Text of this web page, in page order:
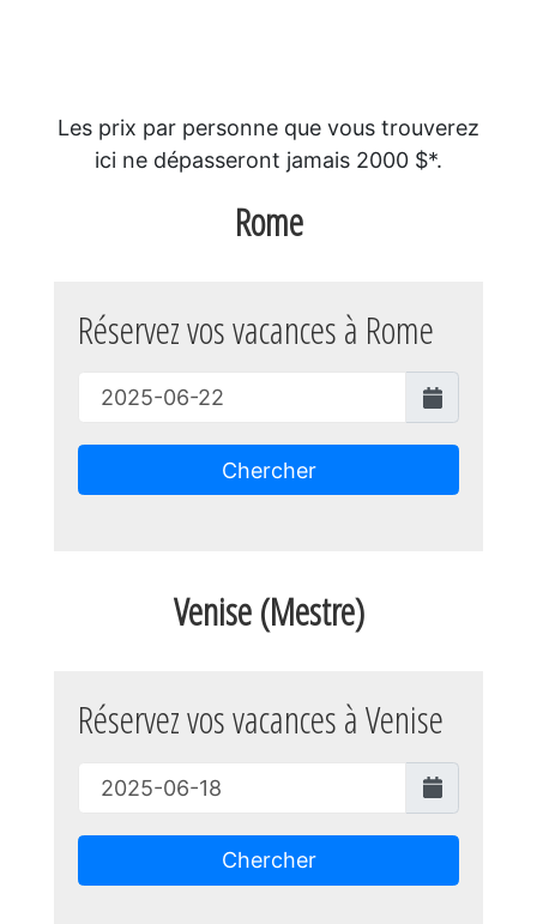
Les prix par personne que vous trouverez
ici ne dépasseront jamais 2000 $*.
Rome
Réservez vos vacances à Rome
Chercher
Venise(Mestre)
Réservez vos vacances à Venise
Chercher